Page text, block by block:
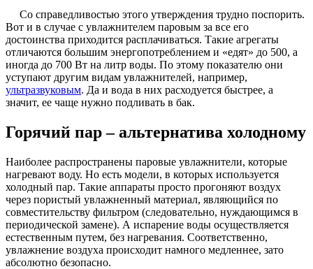
Со справедливостью этого утверждения трудно поспорить.
Вот и в случае с увлажнителем паровым за все его
достоинства приходится расплачиваться. Такие агрегаты
отличаются большим энергопотреблением и «едят» до 500, а
иногда до 700 Вт на литр воды. По этому показателю они
уступают другим видам увлажнителей, например,
ультразвуковым. Да и вода в них расходуется быстрее, а
значит, ее чаще нужно подливать в бак.
Горячий пар – альтернатива холодному
Наиболее распространены паровые увлажнители, которые
нагревают воду. Но есть модели, в которых используется
холодный пар. Такие аппараты просто прогоняют воздух
через пористый увлажненный материал, являющийся по
совместительству фильтром (следовательно, нуждающимся в
периодической замене). А испарение воды осуществляется
естественным путем, без нагревания. Соответственно,
увлажнение воздуха происходит намного медленнее, зато
абсолютно безопасно.